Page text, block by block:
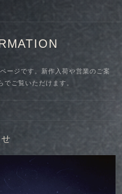
ージです。新作入荷や営業のご案
ご覧いただけます。